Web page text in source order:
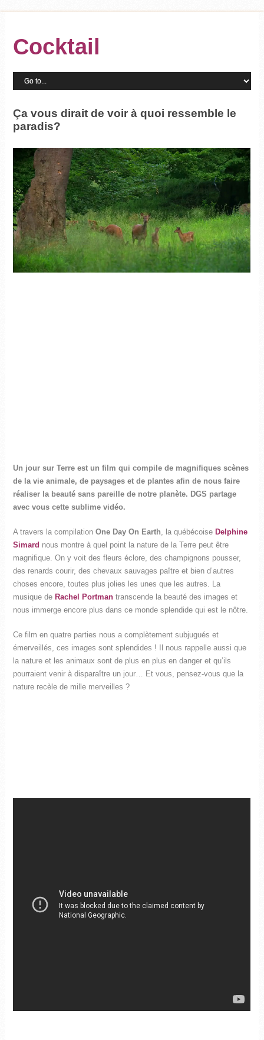
Cocktail
Ça vous dirait de voir à quoi ressemble le
paradis?
Un jour sur Terre est un film qui compile de magnifiques scènes
de la vie animale, de paysages et de plantes afin de nous faire
réaliser la beauté sans pareille de notre planète. DGS partage
avec vous cette sublime vidéo.
A travers la compilation One Day On Earth, la québécoise Delphine
Simard nous montre à quel point la nature de la Terre peut être
magnifique. On y voit des fleurs éclore, des champignons pousser,
des renards courir, des chevaux sauvages paître et bien d’autres
choses encore, toutes plus jolies les unes que les autres. La
musique de Rachel Portmantranscende la beauté des images et
nous immerge encore plus dans ce monde splendide qui est le nôtre.
Ce film en quatre parties nous a complètement subjugués et
émerveillés, ces images sont splendides ! Il nous rappelle aussi que
la nature et les animaux sont de plus en plus en danger et qu’ils
pourraient venir à disparaître un jour… Et vous, pensez-vous que la
nature recèle de mille merveilles ?